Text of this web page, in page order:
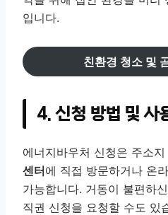
입니다.
친환경 청소 및
4. 신청 방법 및 사
에너지바우처 신청은 주소
센터에 직접 방문하거나 온
가능합니다. 거동이 불편하
직권 신청을 요청할 수도 있